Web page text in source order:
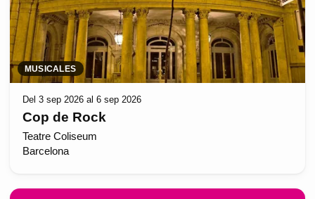
MUSICALES
Del 3 sep 2026 al 6 sep 2026
Cop de Rock
Teatre Coliseum
Barcelona